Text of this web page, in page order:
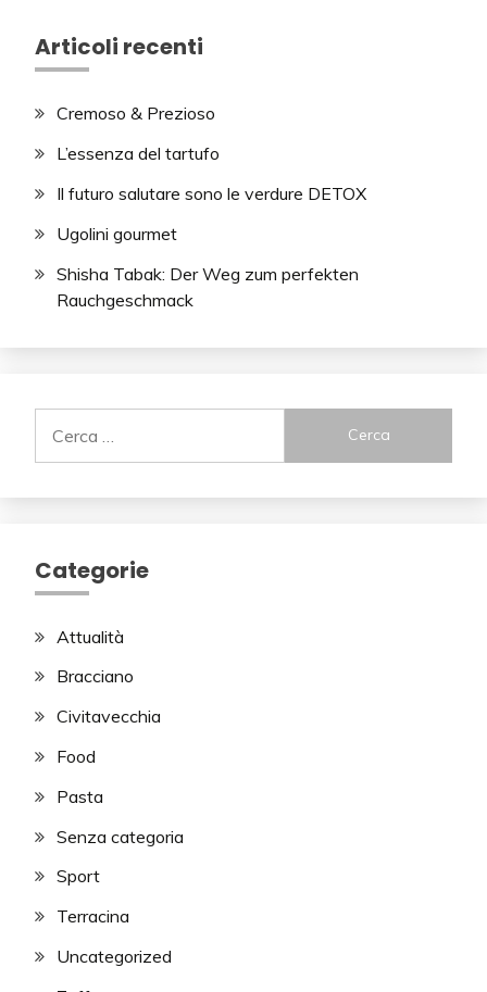
Articoli recenti
Cremoso & Prezioso
L’essenza del tartufo
Il futuro salutare sono le verdure DETOX
Ugolini gourmet
Shisha Tabak: Der Weg zum perfekten
Rauchgeschmack
per:
Categorie
Attualità
Bracciano
Civitavecchia
Food
Pasta
Senza categoria
Sport
Terracina
Uncategorized